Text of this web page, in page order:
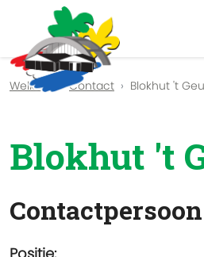
Previous
Welkom Contact Blokhut 't
Blokhut 't
Contactpersoon